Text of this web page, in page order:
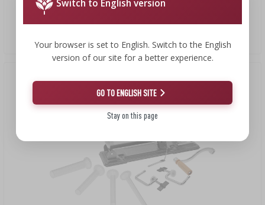
Универсальный набор — балконная коптильня
Switch to English version
Your browser is set to English. Switch to the English
version of our site for a better experience.
GO TO ENGLISH SITE
Stay on this page